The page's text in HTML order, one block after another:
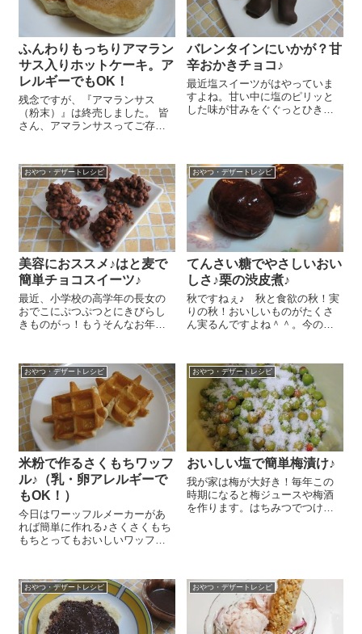
ふんわりもっちりアマラン
サス入りホットケーキ。ア
レルギーでもOK！
残念ですが、『アマランサス
（粉末）』は終売しました。 皆
さん、アマランサスってご存知
で、カルシウムも豊富！育ち盛
りの子どもや女性にもおススメ
の雑穀なんですー(#^.^...
バレンタインにいかが？甘
辛おかきチョコ♪
最近塩スイーツがはやっていま
すよね。甘い中に塩のピリッと
した味が甘みをぐぐっとひきた
包丁で刻みます。指を入れられ
る...
おやつ・デザートレシピ
美容におススメ♪はと麦で
簡単チョコスイーツ♪
最近、小学校の高学年の長女の
おでこにぷつぷつとにきびらし
きものがっ！もうそんなお年頃
べるものが大事だなぁ、と思
い、油っこいものを控えたり、
ビタミンをとったり、お肌にい
いものを食べるように...
おやつ・デザートレシピ
てんさい糖でやさしいおい
しさ♪栗の渋皮煮♪
秋ですねぇ♪ 秋と食欲の秋！実
りの秋！おいしいものがたくさ
ん実るんですよね＾＾。今の時
はかかりますが、一つ一つの作
業は簡単なので、おいしくな～
れ♪ と念じながら作ってみてく
ださいね(...
おやつ・デザートレシピ
米粉で作るさくもちワッフ
ル♪（乳・卵アレルギーで
もOK！）
今日はワーッフルメーカーがあ
れば簡単に作れる♪さくさくもち
もちとってもおいしいワッフル
粉』(#^.^#) 『お菓子を作るお米
の粉』 130g、ベーキングパウ
ダー 小さじ1、てんさ...
おやつ・デザートレシピ
おいしい塩で簡単梅漬け♪
我が家は梅が大好き！毎年この
時期になると梅ジュースや梅酒
を作ります。はちみつでつけた
小梅（梅...
おやつ・デザートレシピ おやつ・デザートレシピ